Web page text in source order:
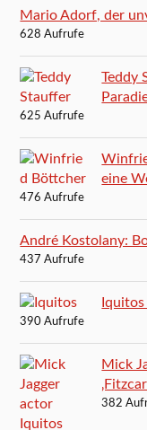
Mario Adorf, der
628 Aufrufe
Teddy
625 Aufrufe
eine
476 Aufrufe
André Kostolany:
437 Aufrufe
390 Aufrufe
Mick
382